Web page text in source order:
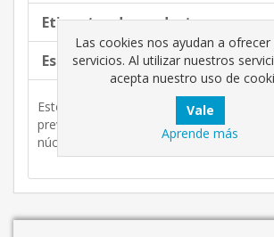
Etiquetas de producto
Especificaciones de productos
Este hilo cuenta con un recibrimiento
previene el pegado por temperatura.
núcleo interior resistente a las roturas.
Las cookies nos ayudan a
servicios. Al utilizar nuestros
acepta nuestro uso de
Aprende más